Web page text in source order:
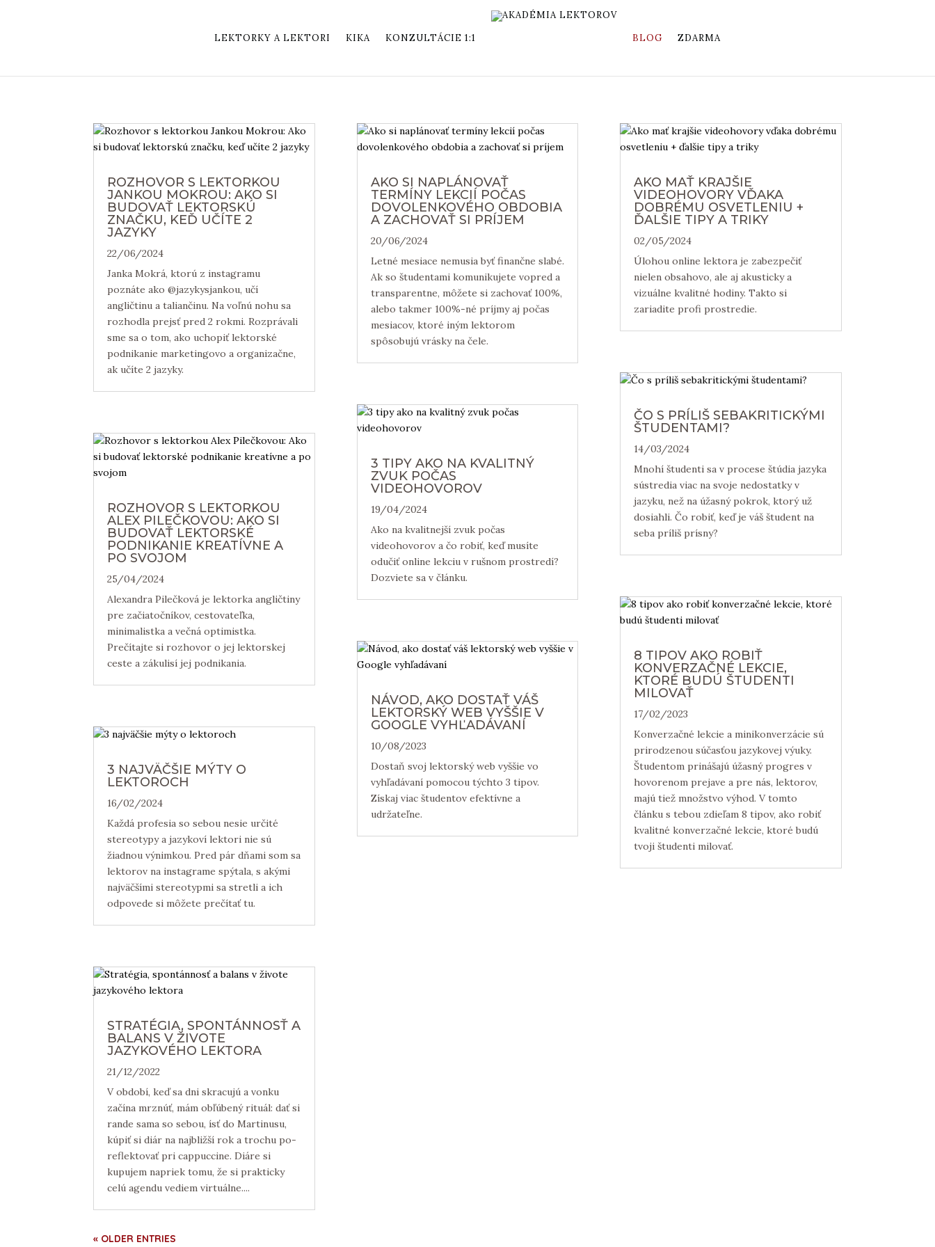
LEKTORKY A LEKTORI KIKA KONZULTÁCIE 1:1 BLOG ZDARMA
ROZHOVOR S LEKTORKOU
JANKOU MOKROU: AKO SI
BUDOVAŤ LEKTORSKÚ
ZNAČKU, KEĎ UČÍTE 2
JAZYKY
22/06/2024
Janka Mokrá, ktorú z instagramu
poznáte ako @jazykysjankou, učí
angličtinu a taliančinu. Na voľnú nohu sa
rozhodla prejsť pred 2 rokmi. Rozprávali
sme sa o tom, ako uchopiť lektorské
podnikanie marketingovo a organizačne,
ak učíte 2 jazyky.
ROZHOVOR S LEKTORKOU
ALEX PILEČKOVOU: AKO SI
BUDOVAŤ LEKTORSKÉ
PODNIKANIE KREATÍVNE A
PO SVOJOM
25/04/2024
Alexandra Pilečková je lektorka angličtiny
pre začiatočníkov, cestovateľka,
minimalistka a večná optimistka.
Prečítajte si rozhovor o jej lektorskej
ceste a zákulisí jej podnikania.
3 NAJVÄČŠIE MÝTY O
LEKTOROCH
16/02/2024
Každá profesia so sebou nesie určité
stereotypy a jazykoví lektori nie sú
žiadnou výnimkou. Pred pár dňami som sa
lektorov na instagrame spýtala, s akými
najväčšími stereotypmi sa stretli a ich
odpovede si môžete prečítať tu.
STRATÉGIA, SPONTÁNNOSŤ A
BALANS V ŽIVOTE
JAZYKOVÉHO LEKTORA
21/12/2022
V období, keď sa dni skracujú a vonku
začína mrznúť, mám obľúbený rituál: dať si
rande sama so sebou, ísť do Martinusu,
kúpiť si diár na najbližší rok a trochu po-
reflektovať pri cappuccine. Diáre si
kupujem napriek tomu, že si prakticky
celú agendu vediem virtuálne....
AKO SI NAPLÁNOVAŤ
TERMÍNY LEKCIÍ POČAS
DOVOLENKOVÉHO OBDOBIA
A ZACHOVAŤ SI PRÍJEM
20/06/2024
Letné mesiace nemusia byť finančne slabé.
Ak so študentami komunikujete vopred a
transparentne, môžete si zachovať 100%,
alebo takmer 100%-né príjmy aj počas
mesiacov, ktoré iným lektorom
spôsobujú vrásky na čele.
3 TIPY AKO NA KVALITNÝ
ZVUK POČAS
VIDEOHOVOROV
19/04/2024
Ako na kvalitnejší zvuk počas
videohovorov a čo robiť, keď musíte
odučiť online lekciu v rušnom prostredí?
Dozviete sa v článku.
NÁVOD, AKO DOSTAŤ VÁŠ
LEKTORSKÝ WEB VYŠŠIE V
GOOGLE VYHĽADÁVANÍ
10/08/2023
Dostaň svoj lektorský web vyššie vo
vyhľadávaní pomocou týchto 3 tipov.
Získaj viac študentov efektívne a
udržateľne.
AKO MAŤ KRAJŠIE
VIDEOHOVORY VĎAKA
DOBRÉMU OSVETLENIU +
ĎALŠIE TIPY A TRIKY
02/05/2024
Úlohou online lektora je zabezpečiť
nielen obsahovo, ale aj akusticky a
vizuálne kvalitné hodiny. Takto si
zariadite profi prostredie.
ČO S PRÍLIŠ SEBAKRITICKÝMI
ŠTUDENTAMI?
14/03/2024
Mnohí študenti sa v procese štúdia jazyka
sústredia viac na svoje nedostatky v
jazyku, než na úžasný pokrok, ktorý už
dosiahli. Čo robiť, keď je váš študent na
seba príliš prísny?
8 TIPOV AKO ROBIŤ
KONVERZAČNÉ LEKCIE,
KTORÉ BUDÚ ŠTUDENTI
MILOVAŤ
17/02/2023
Konverzačné lekcie a minikonverzácie sú
prirodzenou súčasťou jazykovej výuky.
Študentom prinášajú úžasný progres v
hovorenom prejave a pre nás, lektorov,
majú tiež množstvo výhod. V tomto
článku s tebou zdieľam 8 tipov, ako robiť
kvalitné konverzačné lekcie, ktoré budú
tvoji študenti milovať.
« OLDER ENTRIES